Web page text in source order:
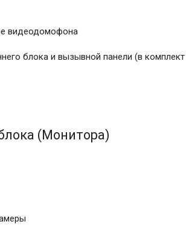
видеодомофона
блока и вызывной панели (в комплект
(Монитора)